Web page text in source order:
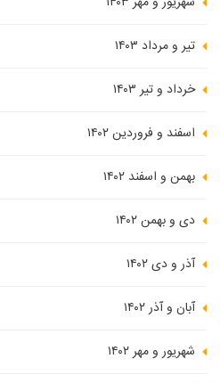
تیر و مرداد ۱۴۰۳
خرداد و تیر ۱۴۰۳
اسفند و فروردین ۱۴۰۲
بهمن و اسفند ۱۴۰۲
دی و بهمن ۱۴۰۲
آذر و دی ۱۴۰۲
آبان و آذر ۱۴۰۲
شهریور و مهر ۱۴۰۲